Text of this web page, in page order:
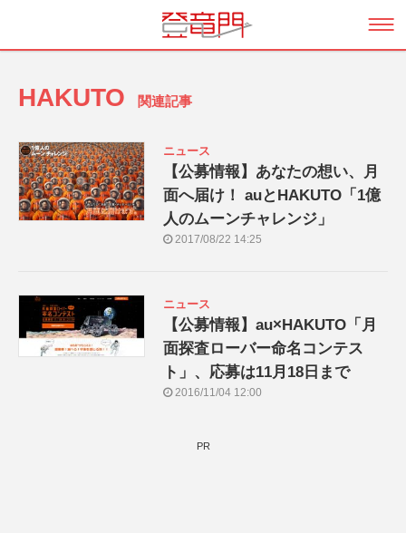
HAKUTO 関連記事
ニュース
【公募情報】あなたの想い、月
面へ届け！ auとHAKUTO「1億
人のムーンチャレンジ」
2017/08/22 14:25
ニュース
【公募情報】au×HAKUTO「月
面探査ローバー命名コンテス
ト」、応募は11月18日まで
2016/11/04 12:00
PR